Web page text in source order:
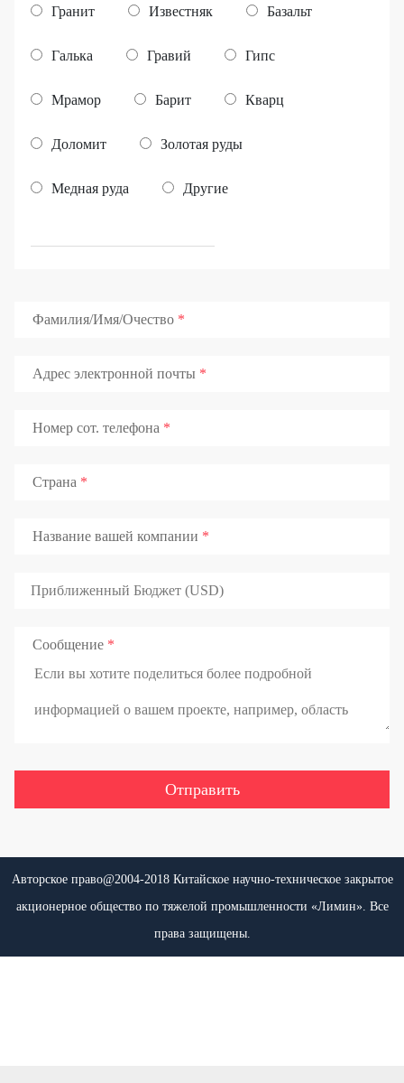
Гранит Известняк Базальт
Галька Гравий Гипс
Мрамор Барит Кварц
Доломит Золотая руды
Медная руда Другие
Фамилия/Имя/Очество
Адрес электронной почты
Номер сот. телефона
Страна
Название вашей компании
Сообщение
Авторское право@2004-2018 Китайское научно-техническое закрытое
акционерное общество по тяжелой промышленности «Лимин». Все
права защищены.